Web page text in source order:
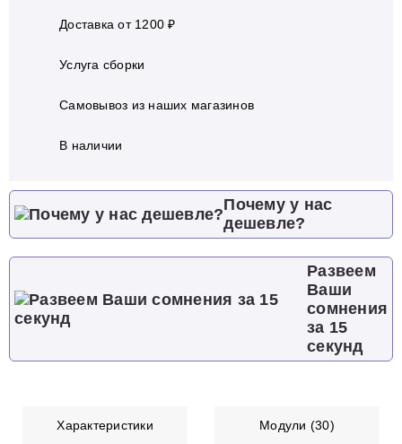
Доставка от 1200 ₽
Услуга сборки
Самовывоз из наших магазинов
В наличии
Почему у нас
дешевле?
Развеем
Ваши
сомнения
за 15
секунд
Характеристики Модули (30)